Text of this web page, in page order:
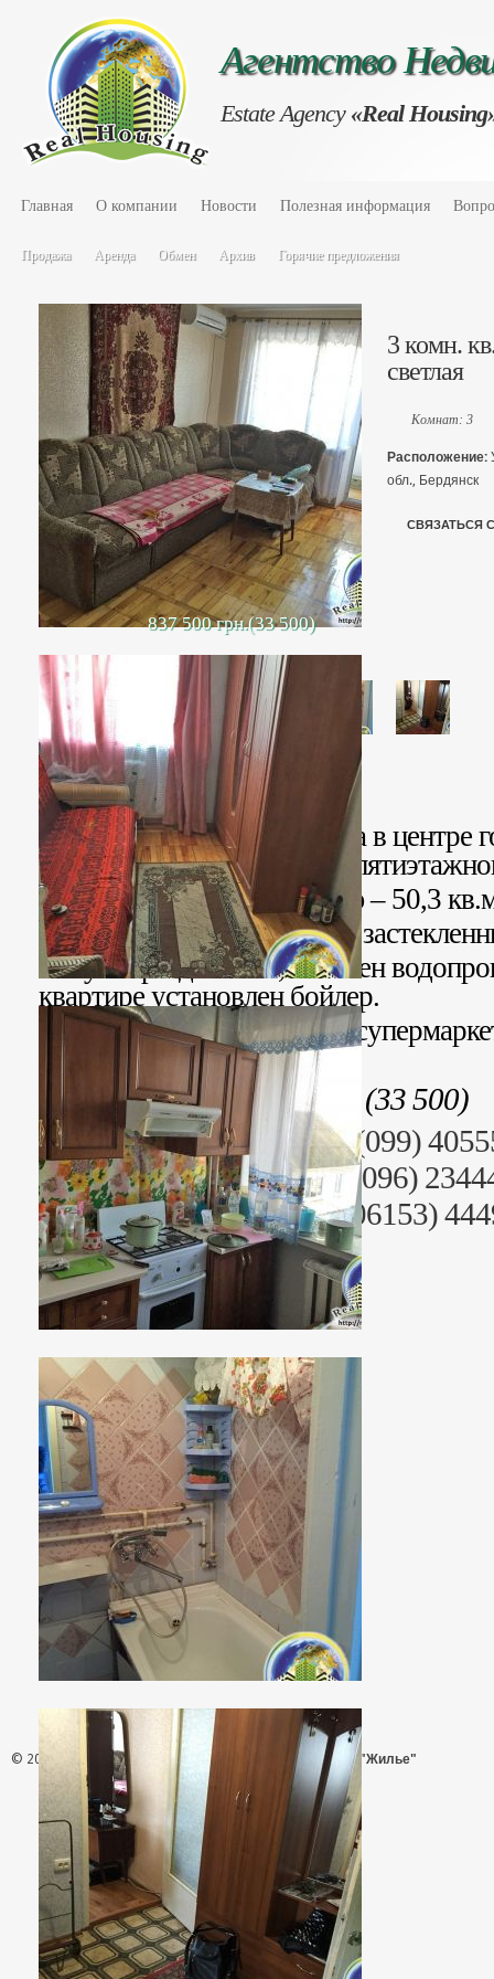
Агентство
Estate Agency «Real
Главная О компании Новости Полезная информация
Продажа Аренда Обмен Архив Горячие предложения
837 500 грн.(33 500)
3 комн.
светлая
Комнат: 3
Расположение:
обл., Бердянск
СВЯЗАТЬСЯ
Продается 3 комн. квартира в центре
расположенная на 3 этаже
Квартира общей площадью – 50,3
Окна металлопластиковые,
Санузел раздельный, заменен
квартире установлен бойлер.
Развитая инфраструктура:
университет.
Стоимость: 837 500 грн (33 500)
Риэлтор: Анна Юрьевна (099)
Раб. тел. (095) 2344499, (096)
+38 (06153) 44442, +38 (06153)
© 2026 - АН "Жилье" ООО "Агентство Недвижимости "Жилье"